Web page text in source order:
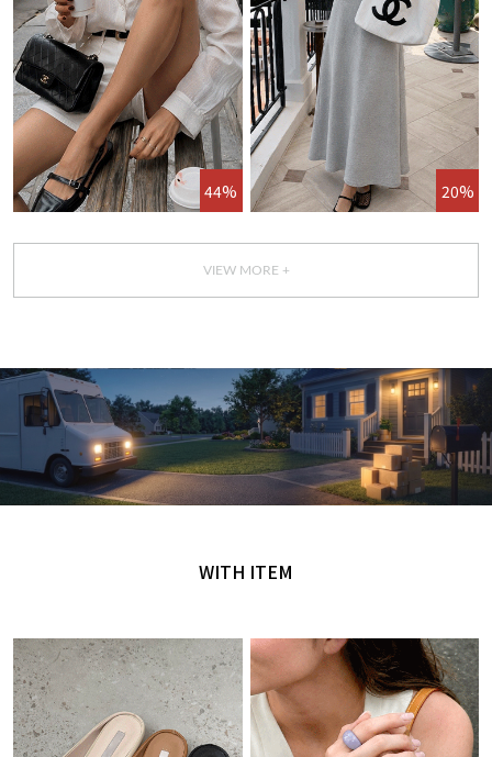
44% 20%
VIEW MORE +
GET IT TODAY
WITH ITEM